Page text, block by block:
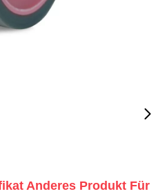
Anderes Produkt Für